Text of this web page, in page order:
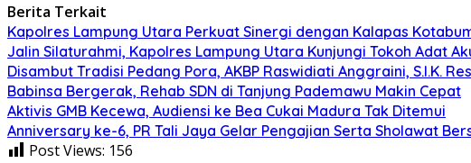
Berita Terkait
Kapolres Lampung Utara Perkuat Sinergi dengan Kalapas
Jalin Silaturahmi, Kapolres Lampung Utara Kunjungi Tokoh Adat
Disambut Tradisi Pedang Pora, AKBP Raswidiati Anggraini, S.I.K.
Babinsa Bergerak, Rehab SDN di Tanjung Pademawu Makin Cepat
Aktivis GMB Kecewa, Audiensi ke Bea Cukai Madura Tak Ditemui
Anniversary ke-6, PR Tali Jaya Gelar Pengajian Serta Sholawat
Post Views: 156